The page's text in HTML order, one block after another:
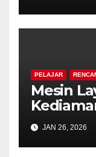
PELAJAR
Mesin
JAN 26, 2026